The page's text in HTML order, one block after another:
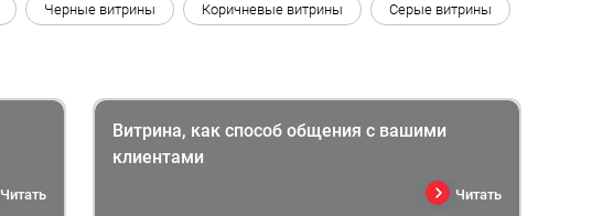
Черные витрины Коричневые витрины Серые витрины
Читать
Витрина, как способ общения с вашими
клиентами
Читать